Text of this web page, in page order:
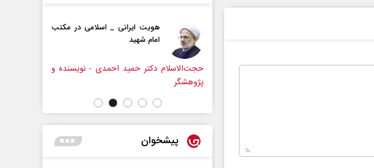
داوود منظور - رئیس سابق سازمان برنامه و
هویت ایرانی _ اسلامی در مکتب
امام شهید
حجت‌الاسلام دکتر حمید احمدی - نویسنده و
پژوهشگر
پیشخوان